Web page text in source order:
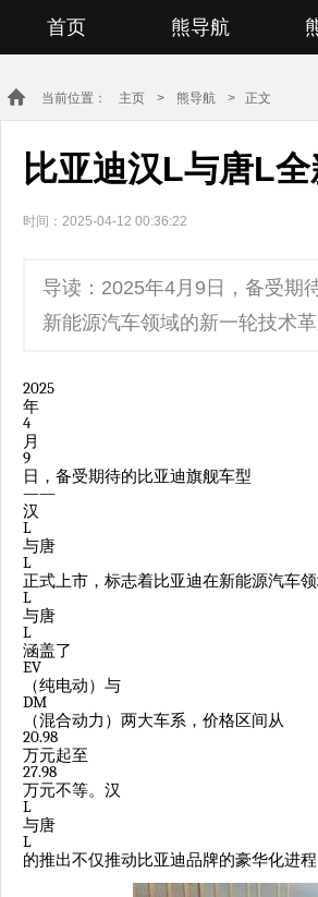
首页 熊导航
当前位置： 主页 > 熊导航 > 正文
比亚迪汉L与唐L
时间：2025-04-12 00:36:22
导读：2025年4月9日，备受
新能源汽车领域的新一轮技术
2025
年
4
月
9
日，备受期待的比亚迪旗舰车型
——
汉
L
与唐
L
正式上市，标志着比亚迪在新能源汽车
L
与唐
L
涵盖了
EV
（纯电动）与
DM
（混合动力）两大车系，价格区间从
20.98
万元起至
27.98
万元不等。汉
L
与唐
L
的推出不仅推动比亚迪品牌的豪华化进